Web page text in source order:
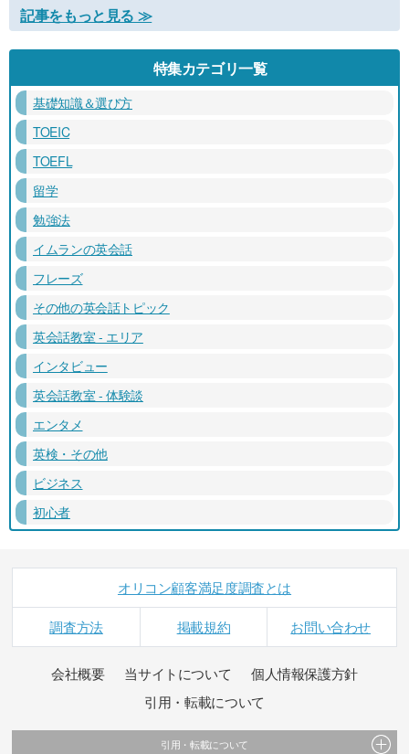
記事をもっと見る ≫
特集カテゴリ一覧
基礎知識＆選び方
TOEIC
TOEFL
留学
勉強法
イムランの英会話
フレーズ
その他の英会話トピック
英会話教室 - エリア
インタビュー
英会話教室 - 体験談
エンタメ
英検・その他
ビジネス
初心者
オリコン顧客満足度調査とは
調査方法 掲載規約 お問い合わせ
会社概要 当サイトについて
個人情報保護方針
引用・転載について
引用・転載について